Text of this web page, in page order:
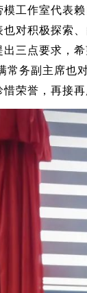
模工作室代表
也对积极探索
出三点要求，
常务副主席也
荣誉，再接再